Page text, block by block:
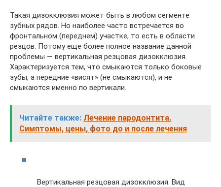
Такая дизокклюзия может быть в любом сегменте
зубных рядов. Но наиболее часто встречается во
фронтальном (переднем) участке, то есть в области
резцов. Потому еще более полное название данной
проблемы — вертикальная резцовая дизокклюзия.
Характеризуется тем, что смыкаются только боковые
зубы, а передние «висят» (не смыкаются), и не
смыкаются именно по вертикали.
Читайте также: Лечение пародонтита.
Симптомы, цены, фото до и после лечения
Вертикальная резцовая дизокклюзия. Вид